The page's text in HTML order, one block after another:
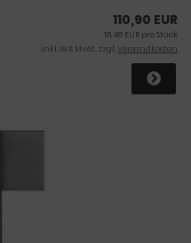
110,90 EUR
18,48 EUR pro Stück
inkl. 19 % MwSt. zzgl.Versandkosten